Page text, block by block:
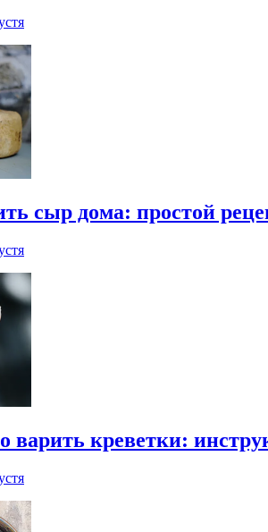
сыр дома: простой
варить креветки: